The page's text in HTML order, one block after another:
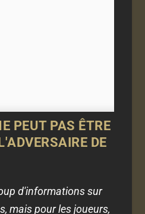
PEUT PAS ÊTRE
DE
d'informations sur
mais pour les joueurs,